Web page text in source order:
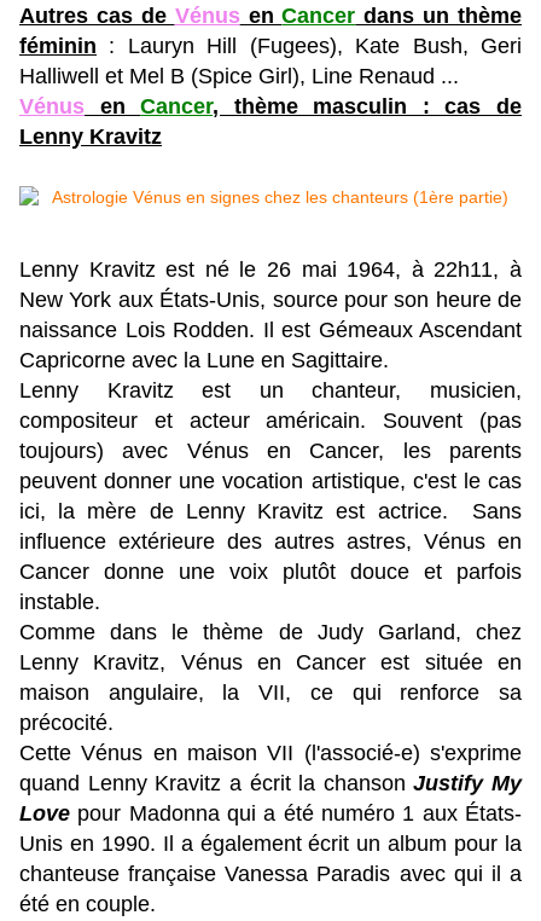
Autres cas de VénusenCancer dans un thème
féminin : Lauryn Hill (Fugees), Kate Bush, Geri
Halliwell et Mel B (Spice Girl), Line Renaud ...
Vénus enCancer, thème masculin : cas de
Lenny Kravitz
Lenny Kravitz est né le 26 mai 1964, à 22h11, à
New York aux États-Unis, source pour son heure de
naissance Lois Rodden. Il est Gémeaux Ascendant
Capricorne avec la Lune en Sagittaire.
Lenny Kravitz est un chanteur, musicien,
compositeur et acteur américain. Souvent (pas
toujours) avec Vénus en Cancer, les parents
peuvent donner une vocation artistique, c'est le cas
ici, la mère de Lenny Kravitz est actrice. Sans
influence extérieure des autres astres, Vénus en
Cancer donne une voix plutôt douce et parfois
instable.
Comme dans le thème de Judy Garland, chez
Lenny Kravitz, Vénus en Cancer est située en
maison angulaire, la VII, ce qui renforce sa
précocité.
Cette Vénus en maison VII (l'associé-e) s'exprime
quand Lenny Kravitz a écrit la chansonJustify My
Love pour Madonna qui a été numéro 1 aux États-
Unis en 1990. Il a également écrit un album pour la
chanteuse française Vanessa Paradis avec qui il a
été en couple.